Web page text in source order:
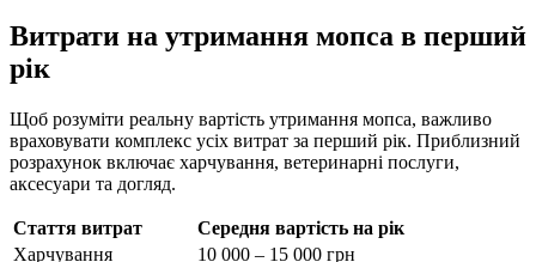
Витрати на утримання мопса в перший
рік
Щоб розуміти реальну вартість утримання мопса, важливо
враховувати комплекс усіх витрат за перший рік. Приблизний
розрахунок включає харчування, ветеринарні послуги,
аксесуари та догляд.
Стаття витрат
Середня вартість на рік
Харчування
10 000 – 15 000 грн